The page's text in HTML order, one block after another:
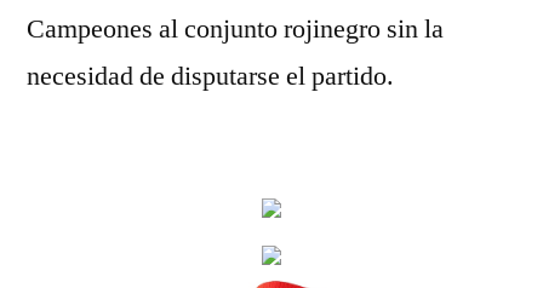
Campeones al conjunto rojinegro sin la
necesidad de disputarse el partido.